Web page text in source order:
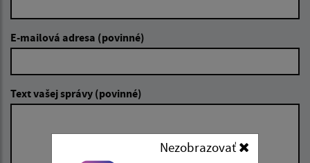
Nezobrazovať
E-mailová adresa (povinné)
Text vašej správy (povinné)